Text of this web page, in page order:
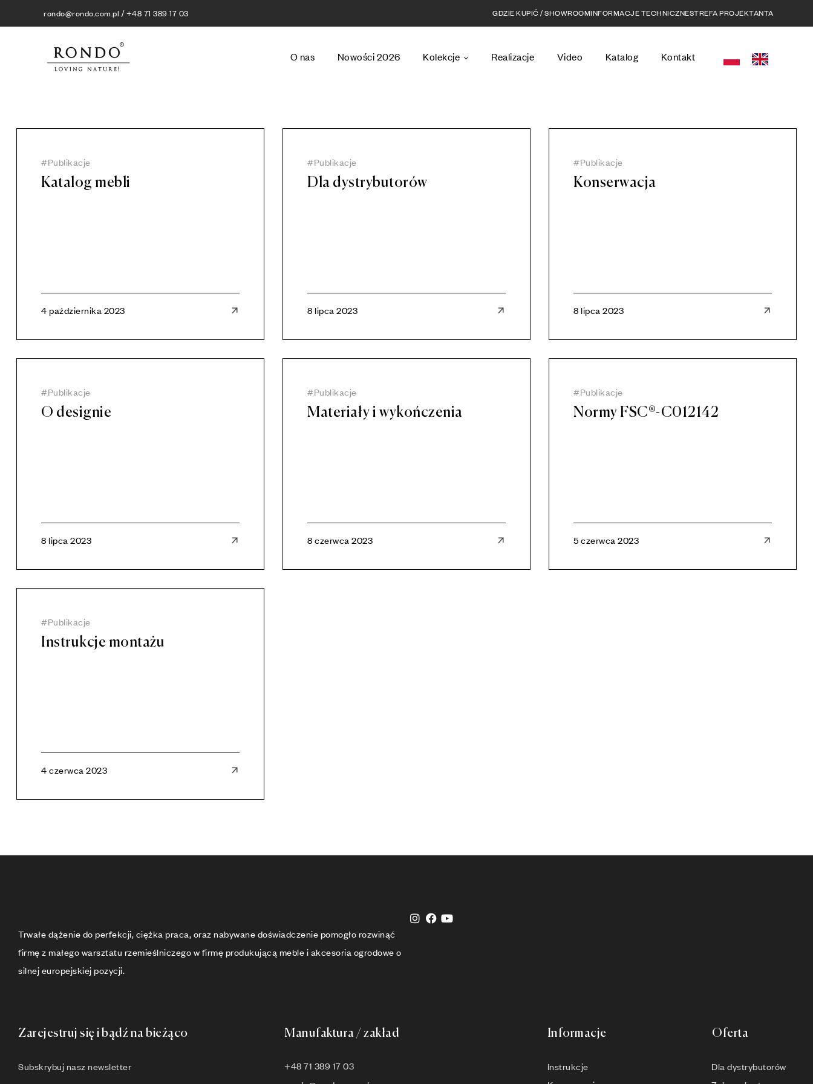
rondo@rondo.com.pl / +48 71 389 17 03 GDZIE KUPIĆ / SHOWROOMINFORMACJE TECHNICZNESTREFA PROJEKTANTA
O nas Nowości 2026 Kolekcje Realizacje Video Katalog Kontakt
Publikacje
Katalog mebli
4 października 2023
Publikacje
Dla dystrybutorów
8 lipca 2023
Publikacje
Konserwacja
8 lipca 2023
Publikacje
O designie
8 lipca 2023
Publikacje
Materiały i wykończenia
8 czerwca 2023
Publikacje
Normy FSC®-C012142
5 czerwca 2023
Publikacje
Instrukcje montażu
4 czerwca 2023
Trwałe dążenie do perfekcji, ciężka praca, oraz nabywane doświadczenie pomogło rozwinąć
firmę z małego warsztatu rzemieślniczego w firmę produkującą meble i akcesoria ogrodowe o
silnej europejskiej pozycji.
Zarejestruj się i bądź na bieżąco
Subskrybuj nasz newsletter
Manufaktura / zakład
+48 71 389 17 03
Informacje
Instrukcje
Oferta
Dla dystrybutorów